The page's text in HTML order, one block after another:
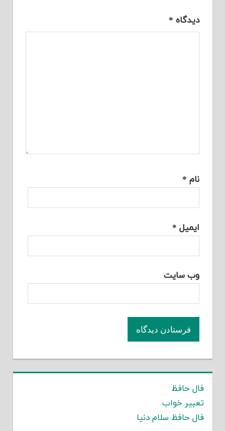
دیدگاه *
نام *
ایمیل *
وب‌ سایت
فال حافظ
تعبیر خواب
فال حافظ سلام دنیا